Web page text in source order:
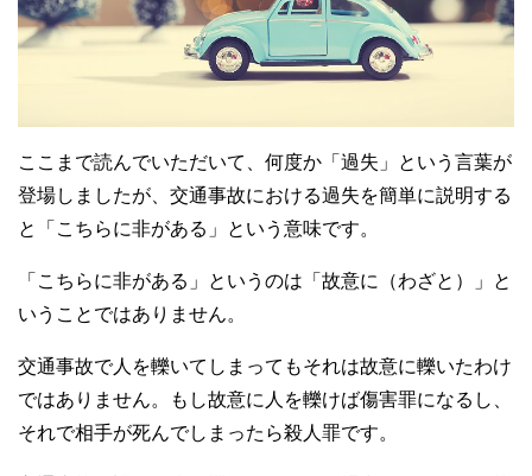
ここまで読んでいただいて、何度か「過失」という言葉が
登場しましたが、交通事故における過失を簡単に説明する
と「こちらに非がある」という意味です。
「こちらに非がある」というのは「故意に（わざと）」と
いうことではありません。
交通事故で人を轢いてしまってもそれは故意に轢いたわけ
ではありません。もし故意に人を轢けば傷害罪になるし、
それで相手が死んでしまったら殺人罪です。